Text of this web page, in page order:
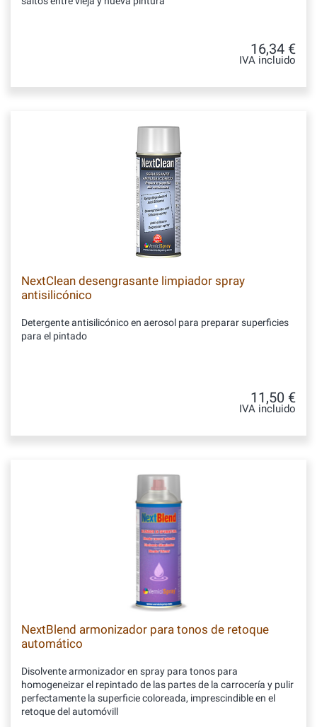
16,34 €
IVA incluido
NextClean desengrasante limpiador spray
antisilicónico
Detergente antisilicónico en aerosol para preparar superficies
para el pintado
11,50 €
IVA incluido
NextBlend armonizador para tonos de retoque
automático
Disolvente armonizador en spray para tonos para
homogeneizar el repintado de las partes de la carrocería y pulir
perfectamente la superficie coloreada, imprescindible en el
retoque del automóvill